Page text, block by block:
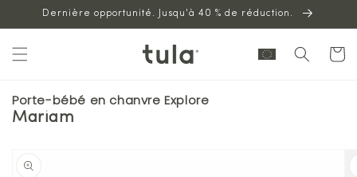
Aller au
contenu
Dernière opportunité. Jusqu'à 40 % de réduction.
Panier
Porte-bébé en chanvre Explore
Mariam
sur les